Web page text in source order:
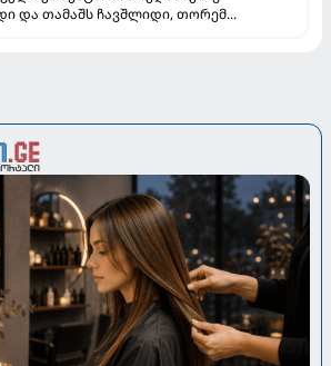
და თამაშს ჩავშლიდი, თორემ...